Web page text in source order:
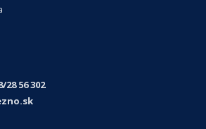
28 56 302